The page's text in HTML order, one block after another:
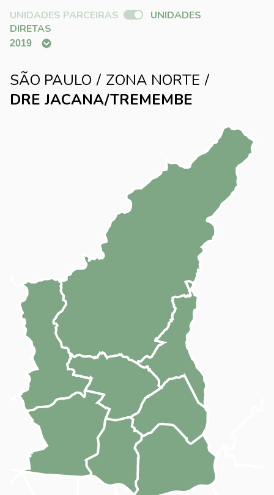
UNIDADES PARCEIRAS
UNIDADES
DIRETAS
SÃO PAULO
ZONA NORTE
DRE JACANA/TREMEMBE